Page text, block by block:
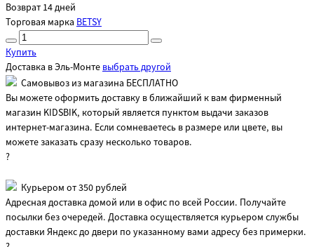
Возврат 14 дней
Торговая марка BETSY
Купить
Доставка вЭль-Монтевыбрать другой
Самовывоз из магазина БЕСПЛАТНО
Вы можете оформить доставку в ближайший к вам фирменный
магазин KIDSBIK, который является пунктом выдачи заказов
интернет-магазина. Если сомневаетесь в размере или цвете, вы
можете заказать сразу несколько товаров.
?
Курьером от 350 рублей
Адресная доставка домой или в офис по всей России. Получайте
посылки без очередей. Доставка осуществляется курьером службы
доставки Яндекс до двери по указанному вами адресу без примерки.